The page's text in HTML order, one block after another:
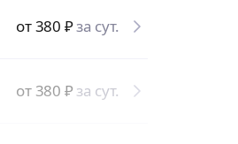
от 380 ₽за сут.
от 380 ₽ за сут.